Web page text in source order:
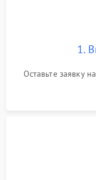
1.
Оставьте заявку